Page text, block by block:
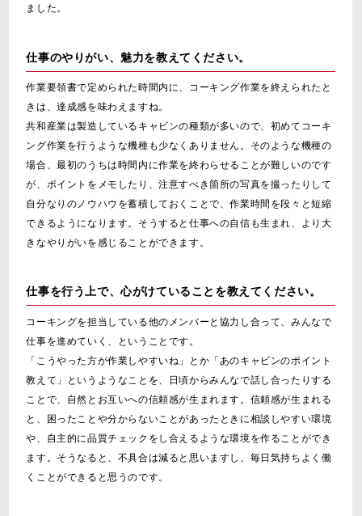
ました。
仕事のやりがい、魅力を教えてください。
作業要領書で定められた時間内に、コーキング作業を終えられたと
きは、達成感を味わえますね。
共和産業は製造しているキャビンの種類が多いので、初めてコーキ
ング作業を行うような機種も少なくありません。そのような機種の
場合、最初のうちは時間内に作業を終わらせることが難しいのです
が、ポイントをメモしたり、注意すべき箇所の写真を撮ったりして
自分なりのノウハウを蓄積しておくことで、作業時間を段々と短縮
できるようになります。そうすると仕事への自信も生まれ、より大
きなやりがいを感じることができます。
仕事を行う上で、心がけていることを教えてください。
コーキングを担当している他のメンバーと協力し合って、みんなで
仕事を進めていく、ということです。
「こうやった方が作業しやすいね」とか「あのキャビンのポイント
教えて」というようなことを、日頃からみんなで話し合ったりする
ことで、自然とお互いへの信頼感が生まれます。信頼感が生まれる
と、困ったことや分からないことがあったときに相談しやすい環境
や、自主的に品質チェックをし合えるような環境を作ることができ
ます。そうなると、不具合は減ると思いますし、毎日気持ちよく働
くことができると思うのです。